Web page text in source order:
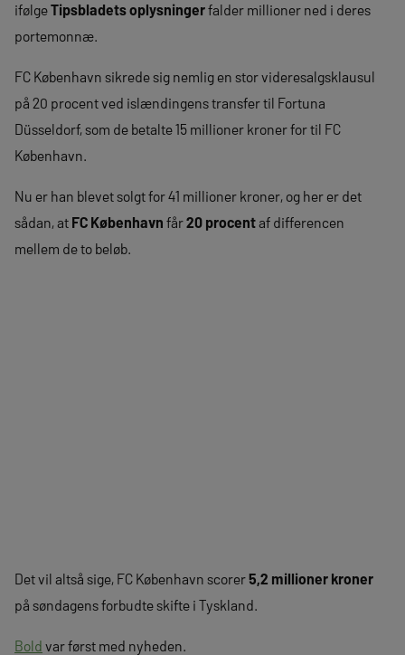
ifølgeTipsbladets oplysningerfalder millioner ned i deres
portemonnæ.
FC København sikrede sig nemlig en stor videresalgsklausul
på 20 procent ved islændingens transfer til Fortuna
Düsseldorf, som de betalte 15 millioner kroner for til FC
København.
Nu er han blevet solgt for 41 millioner kroner, og her er det
sådan, at FC København får20 procentaf differencen
mellem de to beløb.
Det vil altså sige, FC København scorer5,2 millioner kroner
på søndagens forbudte skifte i Tyskland.
Bold var først med nyheden.